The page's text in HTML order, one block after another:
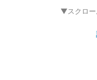
▼スクロ